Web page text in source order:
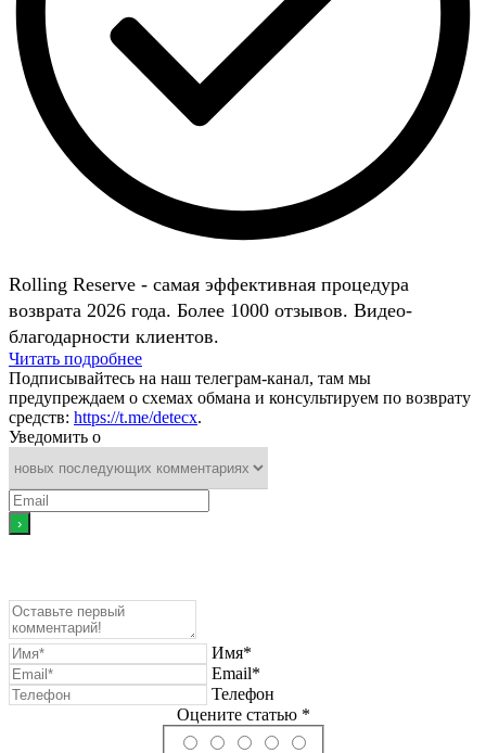
Rolling Reserve - самая эффективная процедура
возврата 2026 года. Более 1000 отзывов. Видео-
благодарности клиентов.
Читать подробнее
Подписывайтесь на наш телеграм-канал, там мы
предупреждаем о схемах обмана и консультируем по возврату
средств: https://t.me/detecx.
Уведомить о
Имя*
Email*
Телефон
Оцените статью *